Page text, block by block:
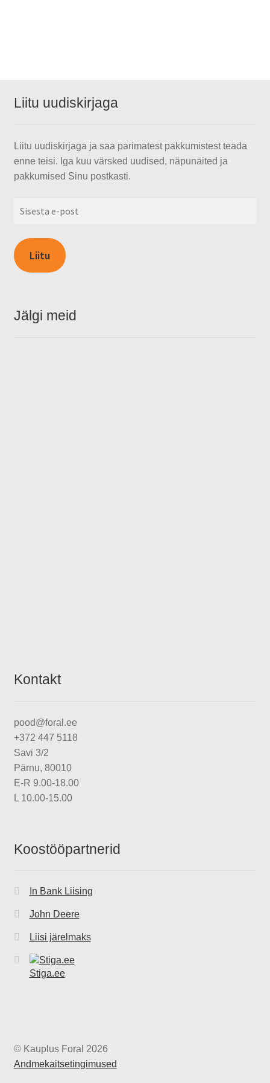
Liitu uudiskirjaga
Liitu uudiskirjaga ja saa parimatest pakkumistest teada
enne teisi. Iga kuu värsked uudised, näpunäited ja
pakkumised Sinu postkasti.
Liitu
Jälgi meid
Kontakt
pood@foral.ee
+372 447 5118
Savi 3/2
Pärnu, 80010
E-R 9.00-18.00
L 10.00-15.00
Koostööpartnerid
In Bank Liising
John Deere
Liisi järelmaks
Stiga.ee
© Kauplus Foral 2026
Andmekaitsetingimused